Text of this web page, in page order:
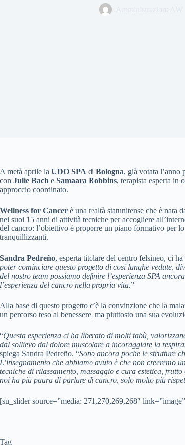
A metà aprile la UDO SPA di Bologna, già votata l’anno
con Julie Bach e Samaara Robbins, terapista esperta in
approccio coordinato.
Wellness for Cancer è una realtà statunitense che è nata
nei suoi 15 anni di attività tecniche per accogliere
del cancro: l’obiettivo è proporre un piano formativo per
tranquillizzanti.
Sandra Pedreño, esperta titolare del centro felsineo, ci
poter cominciare questo progetto di così lunghe vedute,
del nostro team possiamo definire l’esperienza SPA
l’esperienza del cancro nella propria vita.”
Alla base di questo progetto c’è la convinzione che la
un percorso teso al benessere, ma piuttosto una sua
“Questa esperienza ci ha liberato di molti tabù,
dal sollievo dal dolore muscolare a incoraggiare la
spiega Sandra Pedreño. “Sono ancora poche le strutture
L’insegnamento che abbiamo avuto è che non creeremo
tecniche di rilassamento, massaggio e cura estetica,
noi ha più paura di parlare di cancro, solo molto più
[su_slider source=”media: 271,270,269,268″
Tag